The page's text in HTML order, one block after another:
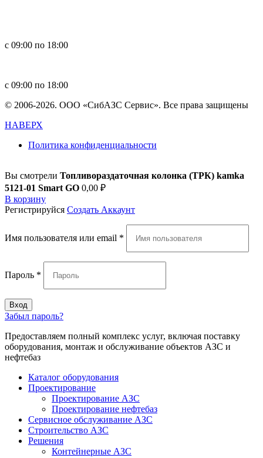
с 09:00 по 18:00
с 09:00 по 18:00
© 2006-2026. ООО «СибАЗС Сервис». Все права защищены
НАВЕРХ
Политика конфиденциальности
Вы смотрели Топливораздаточная колонка (ТРК) kamka
5121-01 Smart GO 0,00 ₽
В корзину
Регистрируйся Создать Аккаунт
Имя пользователя или email *
Пароль *
Вход
Забыл пароль?
Предоставляем полный комплекс услуг, включая поставку
оборудования, монтаж и обслуживание объектов АЗС и
нефтебаз
Каталог оборудования
Проектирование
Проектирование АЗС
Проектирование нефтебаз
Cервисное обслуживание АЗС
Строительство АЗС
Решения
Контейнерные АЗС